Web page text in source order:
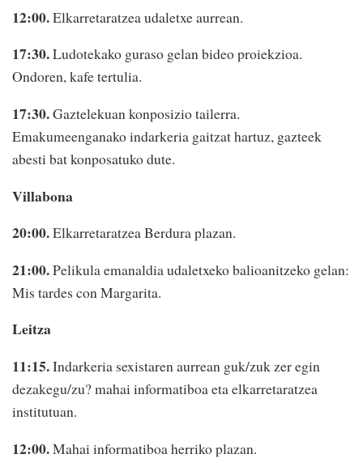
12:00.Elkarretaratzea udaletxe aurrean.
17:30.Ludotekako guraso gelan bideo proiekzioa.
Ondoren, kafe tertulia.
17:30.Gaztelekuan konposizio tailerra.
Emakumeenganako indarkeria gaitzat hartuz, gazteek
abesti bat konposatuko dute.
Villabona
20:00.Elkarretaratzea Berdura plazan.
21:00.Pelikula emanaldia udaletxeko balioanitzeko gelan:
Mis tardes con Margarita.
Leitza
11:15.Indarkeria sexistaren aurrean guk/zuk zer egin
dezakegu/zu? mahai informatiboa eta elkarretaratzea
institutuan.
12:00.Mahai informatiboa herriko plazan.